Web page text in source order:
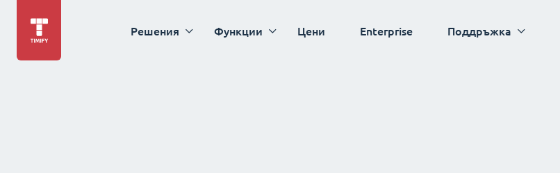
Решения Функции Цени Enterprise Поддръжка